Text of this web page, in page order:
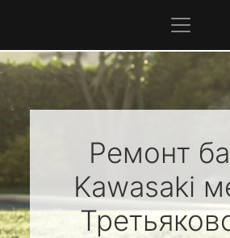
Ремонт
Kawasaki